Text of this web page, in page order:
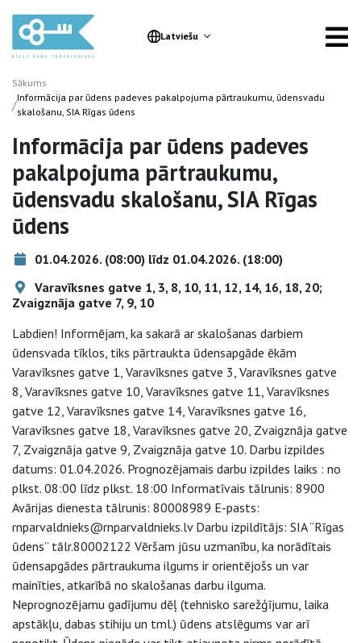
Latviešu
Sākums
/Informācija par ūdens padeves pakalpojuma pārtraukumu, ūdensvadu
skalošanu, SIA Rīgas ūdens
Informācija par ūdens padeves
pakalpojuma pārtraukumu,
ūdensvadu skalošanu, SIA Rīgas
ūdens
01.04.2026. (08:00) līdz 01.04.2026. (18:00)
Varavīksnes gatve 1, 3, 8, 10, 11, 12, 14, 16, 18, 20;
Zvaigznāja gatve 7, 9, 10
Labdien! Informējam, ka sakarā ar skalošanas darbiem
ūdensvada tīklos, tiks pārtraukta ūdensapgāde ēkām
Varavīksnes gatve 1, Varavīksnes gatve 3, Varavīksnes gatve
8, Varavīksnes gatve 10, Varavīksnes gatve 11, Varavīksnes
gatve 12, Varavīksnes gatve 14, Varavīksnes gatve 16,
Varavīksnes gatve 18, Varavīksnes gatve 20, Zvaigznāja gatve
7, Zvaigznāja gatve 9, Zvaigznāja gatve 10. Darbu izpildes
datums: 01.04.2026. Prognozējamais darbu izpildes laiks : no
plkst. 08:00 līdz plkst. 18:00 Informatīvais tālrunis: 8900
Avārijas dienesta tālrunis: 80008989 E-pasts:
rnparvaldnieks@rnparvaldnieks.lv Darbu izpildītājs: SIA “Rīgas
ūdens” tālr.80002122 Vēršam jūsu uzmanību, ka norādītais
ūdensapgādes pārtraukuma ilgums ir orientējošs un var
mainīties, atkarībā no skalošanas darbu ilguma.
Neprognozējamu gadījumu dēļ (tehnisko sarežģījumu, laika
apstākļu, dabas stihiju un tml.) ūdens atslēgums var arī